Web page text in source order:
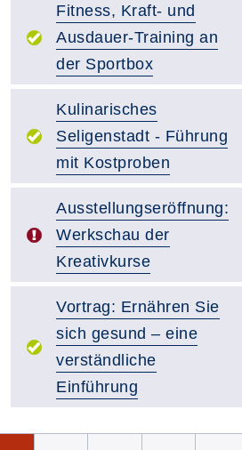
Fitness, Kraft- und
Ausdauer-Training an
der Sportbox
Kulinarisches
Seligenstadt - Führung
mit Kostproben
Ausstellungseröffnung:
Werkschau der
Kreativkurse
Vortrag: Ernähren Sie
sich gesund – eine
verständliche
Einführung